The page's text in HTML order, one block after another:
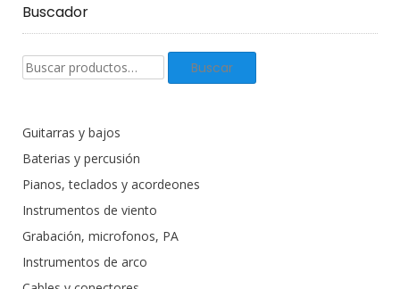
Buscador
Buscar
productos:
Buscar
Guitarras y bajos
Baterias y percusión
Pianos, teclados y acordeones
Instrumentos de viento
Grabación, microfonos, PA
Instrumentos de arco